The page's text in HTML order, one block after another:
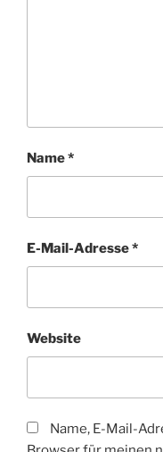
Name*
E-Mail-Adresse*
Website
Name, E-Mail-